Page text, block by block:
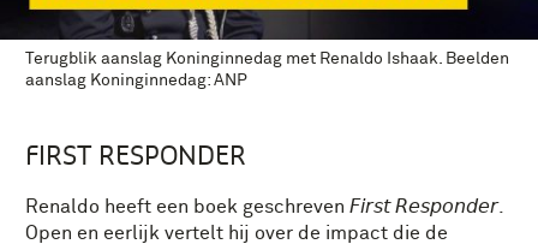
Terugblik aanslag Koninginnedag met Renaldo Ishaak. Beelden
aanslag Koninginnedag: ANP
FIRST RESPONDER
Renaldo heeft een boek geschreven 𝘍𝘪𝘳𝘴𝘵 𝘙𝘦𝘴𝘱𝘰𝘯𝘥𝘦𝘳.
Open en eerlijk vertelt hij over de impact die de